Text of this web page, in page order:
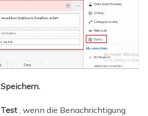
Speichern.
Test, wenn die Benachrichtigung